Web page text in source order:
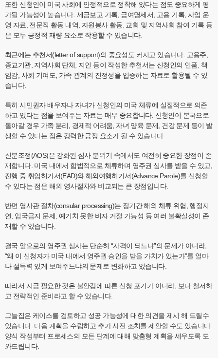
또한 신청인이 미국 사회에 안정적으로 정착해 있다는 점도 중요하게 평
가될 가능성이 높습니다. 세금보고 기록, 급여명세서, 고용 기록, 사업 운
영 자료, 전문직 활동 내역, 자원봉사 활동, 교회 및 지역사회 참여 기록 등
은 모두 긍정적 재량 요소로 작용할 수 있습니다.
최근에는 추천서(letter of support)의 중요성도 커지고 있습니다. 고용주,
종교기관, 지역사회 단체, 지인 등이 작성한 추천서는 신청인의 인품, 책
임감, 사회 기여도, 가족 관계의 진정성을 입증하는 자료로 활용될 수 있
습니다.
특히 시민권자 배우자나 자녀가 신청인의 미국 체류에 실질적으로 의존
하고 있다는 점을 보여주는 자료는 매우 중요합니다. 신청인이 본국으로
돌아갈 경우 가족 분리, 경제적 어려움, 자녀 양육 문제, 건강 문제 등이 발
생할 수 있다는 점은 강력한 긍정 요소가 될 수 있습니다.
신분조정(AOS)은 강화된 심사 분위기 속에서도 여전히 중요한 장점이 존
재합니다. 미국 내에서 합법적으로 체류하며 영주권 심사를 받을 수 있고,
진행 중 취업허가서(EAD)와 해외여행허가서(Advance Parole)를 신청할
수 있다는 점은 해외 영사절차와 비교되는 큰 장점입니다.
반면 영사관 절차(consular processing)는 장기간 해외 체류 위험, 행정지
연, 입국금지 문제, 예기치 못한 비자 거절 가능성 등 여러 불확실성이 존
재할 수 있습니다.
결국 앞으로의 영주권 심사는 단순히 “자격이 되느냐”의 문제가 아니라,
“왜 이 신청자가 미국 내에서 영주권 승인을 받을 가치가 있는가”를 얼마
나 설득력 있게 보여주느냐의 문제로 변화하고 있습니다.
따라서 지금 필요한 것은 불안감에 따른 신청 포기가 아니라, 보다 철저하
고 전략적인 준비라고 할 수 있습니다.
그늘집은 케이스를 검토하고 성공 가능성에 대한 의견을 제시 해 드릴수
있습니다. 다음 계획을 수립하고 추가 사전 조치를 제안할 수도 있습니다.
양식 작성부터 프로세스의 모든 단계에 대해 맞춤형 계획을 세우도록 도
와드립니다.